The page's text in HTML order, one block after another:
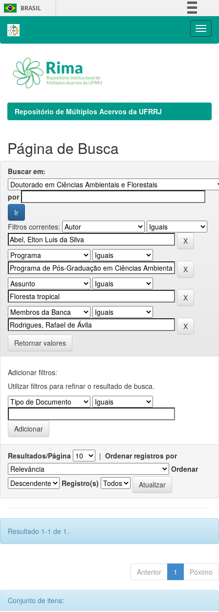
Skip
navigation
BRASIL
Repositório de Múltiplos Acervos da UFRRJ
Página de Busca
Buscar em:
por
Filtros correntes:
Retornar valores
Adicionar filtros:
Utilizar filtros para refinar o resultado de busca.
Resultados/Página | Ordenar registros por
Ordenar
Registro(s)
Resultado 1-1 de 1.
Anterior 1 Póximo
Conjunto de itens: